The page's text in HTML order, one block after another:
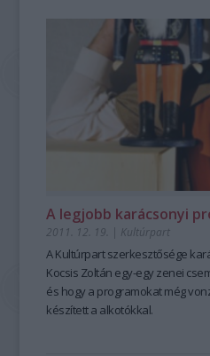
A legjobb karácsonyi
2011. 12. 19. | Kultúrpart
A Kultúrpart szerkesztősége
Kocsis Zoltán egy-egy zenei
és hogy a programokat még
készített a alkotókkal.